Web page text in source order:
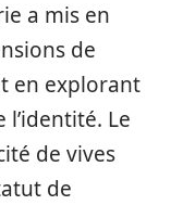
a mis en
de
en explorant
Le
de vives
de